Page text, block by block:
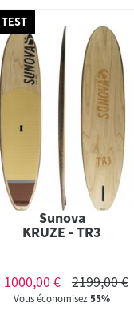
Sunova
KRUZE - TR3
1000,00 € 2199,00 €
Vous économisez55%